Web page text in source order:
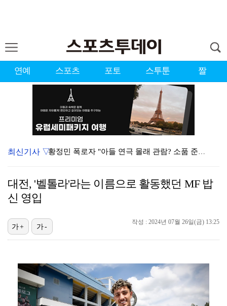
연예 스포츠 포토 스투툰 짤
황정민 폭로자 "아들 연극 몰래 관람? 소품 준비 돕고…
10주년인데 40명뿐?…블랙핑크 행사 공지에 팬심 폭발…
박지훈, 9월 잠실실내체육관서 앙코르 콘서트 개최
"기분 맞춰주려고" 축구협회, 외국인 심판 성접대 의혹…
'나솔' 24기 옥순, 출연료 미지급 폭로 "1년 넘게…
'폭염 영향' 프로야구, 9일까지 리그 중단 결정…11…
최신기사 ▽
대전, '벨톨라'라는 이름으로 활동했던 MF 밥
신 영입
작성 : 2024년 07월 26일(금) 13:25
가+ 가-